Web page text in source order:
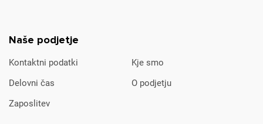
Naše podjetje
Kontaktni podatki
Kje smo
Delovni čas
O podjetju
Zaposlitev